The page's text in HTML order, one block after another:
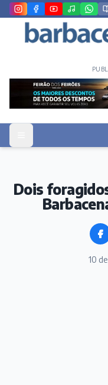
Dois
10